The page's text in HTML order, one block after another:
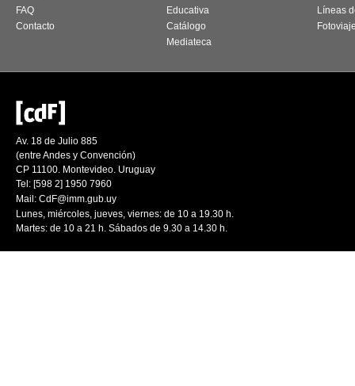
FAQ
Contacto
Educativa
Catálogo
Mediateca
Líneas
Av. 18 de Julio 885
(entre Andes y Convención)
CP 11100. Montevideo. Uruguay
Tel: [598 2] 1950 7960
Mail: CdF@imm.gub.uy
Lunes, miércoles, jueves, viernes: de 10 a 19.30 h.
Martes: de 10 a 21 h. Sábados de 9.30 a 14.30 h.